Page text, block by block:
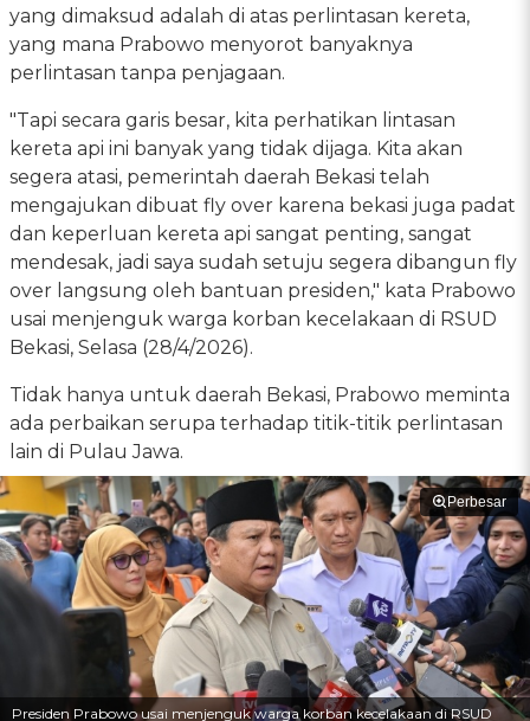
yang dimaksud adalah di atas perlintasan kereta,
yang mana Prabowo menyorot banyaknya
perlintasan tanpa penjagaan.
"Tapi secara garis besar, kita perhatikan lintasan
kereta api ini banyak yang tidak dijaga. Kita akan
segera atasi, pemerintah daerah Bekasi telah
mengajukan dibuat fly over karena bekasi juga padat
dan keperluan kereta api sangat penting, sangat
mendesak, jadi saya sudah setuju segera dibangun fly
over langsung oleh bantuan presiden," kata Prabowo
usai menjenguk warga korban kecelakaan di RSUD
Bekasi, Selasa (28/4/2026).
Tidak hanya untuk daerah Bekasi, Prabowo meminta
ada perbaikan serupa terhadap titik-titik perlintasan
lain di Pulau Jawa.
Perbesar
Presiden Prabowo usai menjenguk warga korban kecelakaan di RSUD